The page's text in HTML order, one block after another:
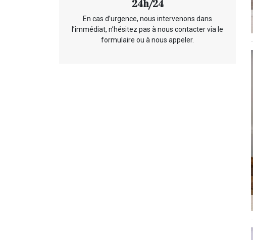
24h/24
En cas d’urgence, nous intervenons dans
l’immédiat, n’hésitez pas à nous contacter via le
formulaire ou à nous appeler.